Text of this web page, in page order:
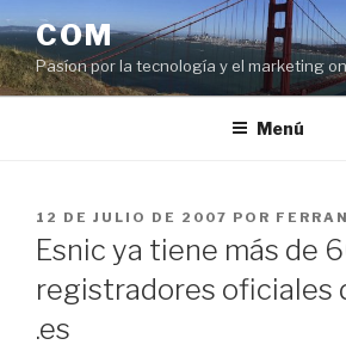
al
contenido
COM
Pasíon por la tecnología y el marketing
Menú
PUBLICADO
EL
12 DE JULIO DE 2007 POR FERRAN
Esnic ya tiene más de
registradores oficiales
.es